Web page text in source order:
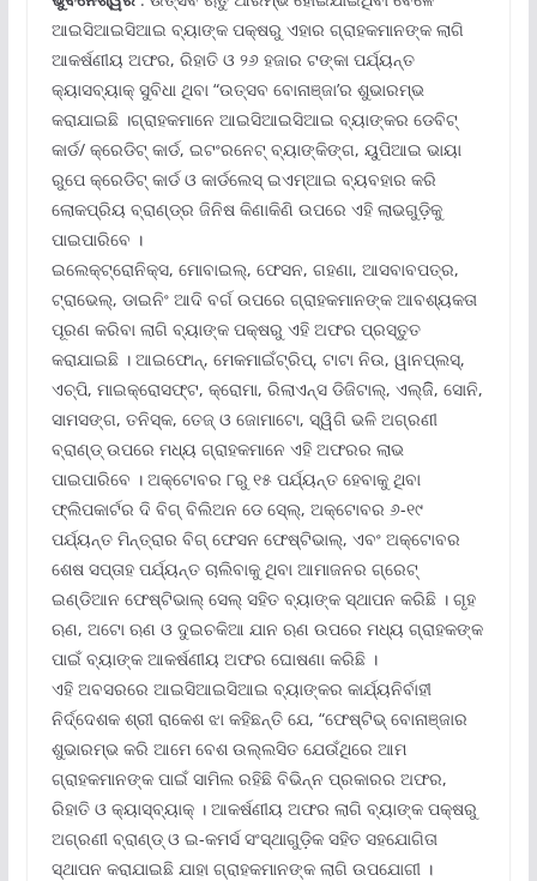
ଆଇସିଆଇସିଆଇ ବ୍ୟାଙ୍କ ପକ୍ଷରୁ ଏହାର ଗ୍ରାହକମାନଙ୍କ ଲାଗି
ଆକର୍ଷଣୀୟ ଅଫର, ରିହାତି ଓ ୨୬ ହଜାର ଟଙ୍କା ପର୍ଯ୍ୟନ୍ତ
କ୍ୟାସବ୍ୟାକ୍ ସୁବିଧା ଥିବା “ଉତ୍ସବ ବୋନାଞ୍ଜା’ର ଶୁଭାରମ୍ଭ
କରାଯାଇଛି ।ଗ୍ରାହକମାନେ ଆଇସିଆଇସିଆଇ ବ୍ୟାଙ୍କର ଡେବିଟ୍
କାର୍ଡ/ କ୍ରେଡିଟ୍ କାର୍ଡ, ଇଟଂରନେଟ୍ ବ୍ୟାଙ୍କିଙ୍ଗ, ୟୁପିଆଇ ଭାୟା
ରୁପେ କ୍ରେଡିଟ୍ କାର୍ଡ ଓ କାର୍ଡଲେସ୍ ଇଏମ୍‌ଆଇ ବ୍ୟବହାର କରି
ଲୋକପ୍ରିୟ ବ୍ରାଣ୍ଡ୍‌ର ଜିନିଷ କିଣାକିଣି ଉପରେ ଏହି ଲାଭଗୁଡ଼ିକୁ
ପାଇପାରିବେ ।
ଇଲେକ୍ଟ୍ରୋନିକ୍ସ, ମୋବାଇଲ୍‌, ଫେସନ, ଗହଣା, ଆସବାବପତ୍ର,
ଟ୍ରାଭେଲ୍‌, ଡାଇନିଂ ଆଦି ବର୍ଗ ଉପରେ ଗ୍ରାହକମାନଙ୍କ ଆବଶ୍ୟକତା
ପୂରଣ କରିବା ଲାଗି ବ୍ୟାଙ୍କ ପକ୍ଷରୁ ଏହି ଅଫର ପ୍ରସ୍ତୁତ
କରାଯାଇଛି । ଆଇଫୋନ୍‌, ମେକମାଇଁଟ୍ରିପ୍‌, ଟାଟା ନିଉ, ୱାନପ୍ଲସ୍‌,
ଏଚ୍‌ପି, ମାଇକ୍ରୋସଫ୍ଟ, କ୍ରୋମା, ରିଲାଏନ୍ସ ଡିଜିଟାଲ୍‌, ଏଲ୍‌ଜିି, ସୋନି,
ସାମସଙ୍ଗ, ତନିସ୍କ, ତେଜ୍ ଓ ଜୋମାଟୋ, ସ୍ୱିଗି ଭଳି ଅଗ୍ରଣୀ
ବ୍ରାଣ୍ଡ୍ ଉପରେ ମଧ୍ୟ ଗ୍ରାହକମାନେ ଏହି ଅଫରର ଲାଭ
ପାଇପାରିବେ । ଅକ୍ଟୋବର ୮ରୁ ୧୫ ପର୍ଯ୍ୟନ୍ତ ହେବାକୁ ଥିବା
ଫ୍ଲିପକାର୍ଟର ଦି ବିଗ୍ ବିଲିଅନ ଡେ ସେ୍‌ଲ୍‌, ଅକ୍ଟୋବର ୬-୧୯
ପର୍ଯ୍ୟନ୍ତ ମିନ୍ତ୍ରାର ବିଗ୍ ଫେସନ ଫେଷ୍ଟିଭାଲ୍‌, ଏବଂ ଅକ୍ଟୋବର
ଶେଷ ସପ୍ତାହ ପର୍ଯ୍ୟନ୍ତ ଚାଲିବାକୁ ଥିବା ଆମାଜନର ଗ୍ରେଟ୍
ଇଣ୍ଡିଆନ ଫେଷ୍ଟିଭାଲ୍ ସେଲ୍ ସହିତ ବ୍ୟାଙ୍କ ସ୍ଥାପନ କରିଛି । ଗୃହ
ଋଣ, ଅଟୋ ଋଣ ଓ ଦୁଇଚକିଆ ଯାନ ଋଣ ଉପରେ ମଧ୍ୟ ଗ୍ରାହକଙ୍କ
ପାଇଁ ବ୍ୟାଙ୍କ ଆକର୍ଷଣୀୟ ଅଫର ଘୋଷଣା କରିଛି ।
ଏହି ଅବସରରେ ଆଇସିଆଇସିଆଇ ବ୍ୟାଙ୍କର କାର୍ଯ୍ୟନିର୍ବାହୀ
ନିର୍ଦ୍ଦେଶକ ଶ୍ରୀ ରାକେଶ ଝା କହିଛନ୍ତି ଯେ, “ଫେଷ୍ଟିଭ୍ ବୋନାଞ୍ଜାର
ଶୁଭାରମ୍ଭ କରି ଆମେ ବେଶ ଉଲ୍ଲସିତ ଯେଉଁଥିରେ ଆମ
ଗ୍ରାହକମାନଙ୍କ ପାଇଁ ସାମିଲ ରହିଛି ବିଭିନ୍ନ ପ୍ରକାରର ଅଫର,
ରିହାତି ଓ କ୍ୟାସ୍‌ବ୍ୟାକ୍ । ଆକର୍ଷଣୀୟ ଅଫର ଲାଗି ବ୍ୟାଙ୍କ ପକ୍ଷରୁ
ଅଗ୍ରଣୀ ବ୍ରାଣ୍ଡ୍ ଓ ଇ-କମର୍ସ ସଂସ୍ଥାଗୁଡ଼ିକ ସହିତ ସହଯୋଗିତା
ସ୍ଥାପନ କରାଯାଇଛି ଯାହା ଗ୍ରାହକମାନଙ୍କ ଲାଗି ଉପଯୋଗୀ ।